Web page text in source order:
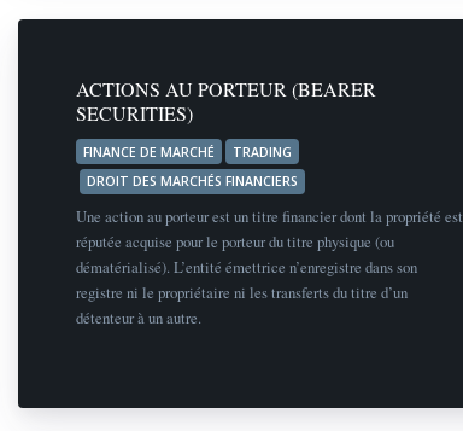
ACTIONS AU PORTEUR (BEARER
SECURITIES)
FINANCE DE MARCHÉ
TRADING
DROIT DES MARCHÉS FINANCIERS
Une action au porteur est un titre financier dont la propriété est
réputée acquise pour le porteur du titre physique (ou
dématérialisé). L’entité émettrice n’enregistre dans son
registre ni le propriétaire ni les transferts du titre d’un
détenteur à un autre.